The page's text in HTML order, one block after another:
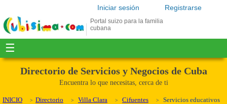
Registrarse
Iniciar sesión
Portal suizo para la familia
cubana
☰
Directorio de Servicios y Negocios de Cuba
Encuentra lo que necesitas, cerca de ti
INICIO Directorio Villa Clara Cifuentes Servicios educativos